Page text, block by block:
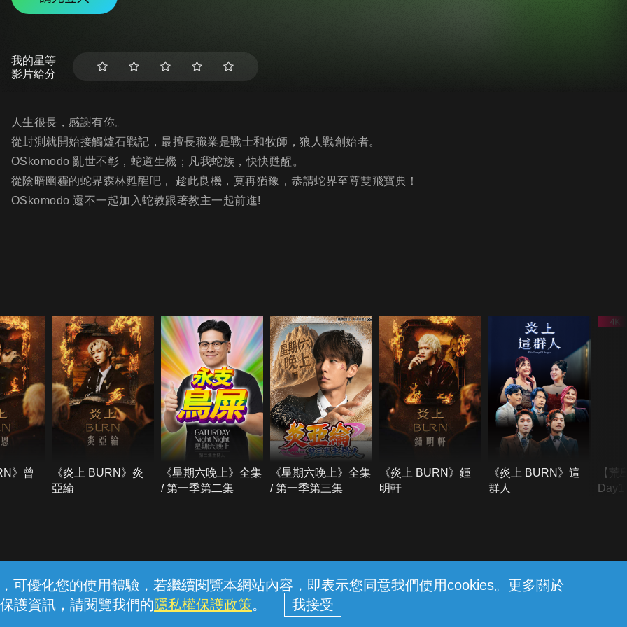
可優化您的使用體驗，若繼續閱覽本網站內容，即表示您同意我們使用cookies。更多關於
護資訊，請閱覽我們的隱私權保護政策。
我的星等
影片給分
人生很長，感謝有你。
從封測就開始接觸爐石戰記，最擅長職業是戰士和牧師，狼人戰創始者。
OSkomodo 亂世不彰，蛇道生機；凡我蛇族，快快甦醒。
從陰暗幽霾的蛇界森林甦醒吧， 趁此良機，莫再猶豫，恭請蛇界至尊雙飛寶典！
OSkomodo 還不一起加入蛇教跟著教主一起前進!
》曾
《炎上 BURN》炎
亞綸
《星期六晚上》全集
/ 第一季第二集
《星期六晚上》全集
/ 第一季第三集
《炎上 BURN》鍾
明軒
《炎上 BURN》這
群人
【荒
線上客服 服務條款 隱私權保護
中華電信股份有限公司個人家庭分公司 (統一編號：96979949) © 2026